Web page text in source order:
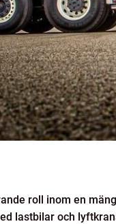
roll inom en
lastbilar och